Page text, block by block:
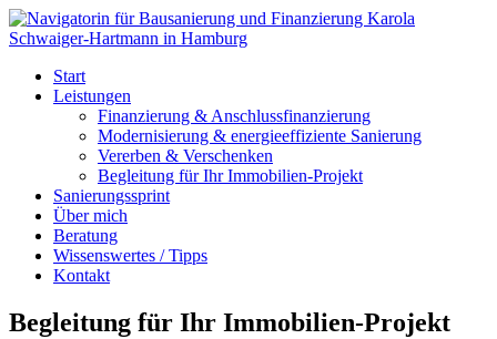
Start
Leistungen
Finanzierung & Anschlussfinanzierung
Modernisierung & energieeffiziente Sanierung
Vererben & Verschenken
Begleitung für Ihr Immobilien-Projekt
Sanierungssprint
Über mich
Beratung
Wissenswertes / Tipps
Kontakt
Begleitung für Ihr Immobilien-Projekt